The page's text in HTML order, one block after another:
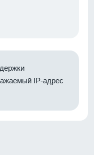
IP-адрес